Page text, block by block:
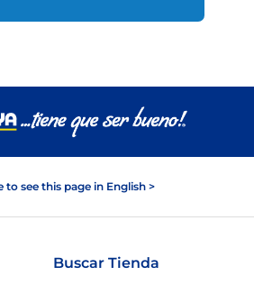
to see this page in English >
Buscar Tienda